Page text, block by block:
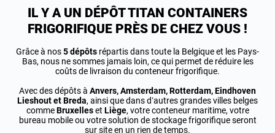
IL Y A UN DÉPÔT TITAN CONTAINERS
FRIGORIFIQUE PRÈS DE CHEZ VOUS !
Grâce à nos5 dépôts répartis dans toute la Belgique et les Pays-
Bas, nous ne sommes jamais loin, ce qui permet de réduire les
coûts de livraison du conteneur frigorifique.
Avec des dépôts à Anvers, Amsterdam, Rotterdam, Eindhoven
Lieshout et Breda, ainsi que dans d’autres grandes villes belges
commeBruxelleset Liège, votre conteneur maritime, votre
bureau mobile ou votre solution de stockage frigorifique seront
sur site en un rien de temps.